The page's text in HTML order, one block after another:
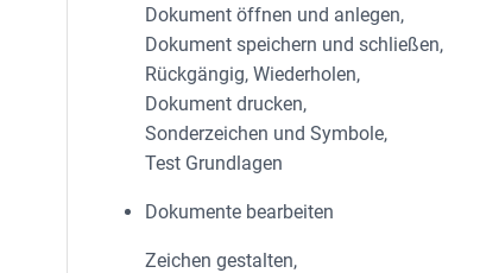
Dokument öffnen und anlegen,
Dokument speichern und schließen,
Rückgängig, Wiederholen,
Dokument drucken,
Sonderzeichen und Symbole,
Test Grundlagen
Dokumente bearbeiten
Zeichen gestalten,